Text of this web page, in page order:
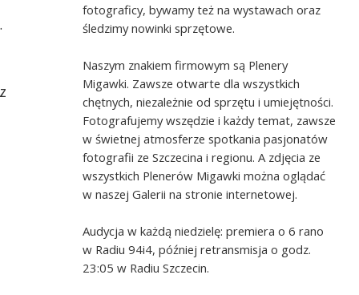
fotograficy, bywamy też na wystawach oraz
śledzimy nowinki sprzętowe.
Naszym znakiem firmowym są Plenery
Migawki. Zawsze otwarte dla wszystkich
chętnych, niezależnie od sprzętu i umiejętności.
Fotografujemy wszędzie i każdy temat, zawsze
w świetnej atmosferze spotkania pasjonatów
fotografii ze Szczecina i regionu. A zdjęcia ze
wszystkich Plenerów Migawki można oglądać
w naszej Galerii na stronie internetowej.
Audycja w każdą niedzielę: premiera o 6 rano
w Radiu 94i4, później retransmisja o godz.
23:05 w Radiu Szczecin.